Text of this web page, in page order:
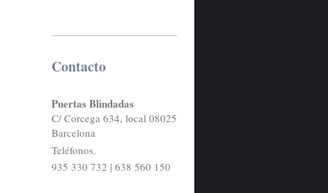
Contacto
Puertas Blindadas
C/ Corcega 634, local 08025
Barcelona
Teléfonos.
935 330 732 | 638 560 150